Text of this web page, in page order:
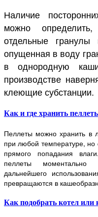
Наличие
можно
отдельные
опущенная в воду
в однородную
производстве
клеющие субстанции.
Как и где хранить
Пеллеты можно хранить в
при любой температуре, но
прямого попадания
пеллеты моментально
дальнейшего
превращаются в
Как подобрать котел